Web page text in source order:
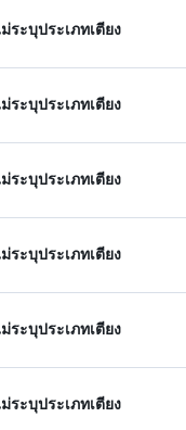
ระบุประเภทเตียง
ระบุประเภทเตียง
ระบุประเภทเตียง
ระบุประเภทเตียง
ระบุประเภทเตียง
ระบุประเภทเตียง